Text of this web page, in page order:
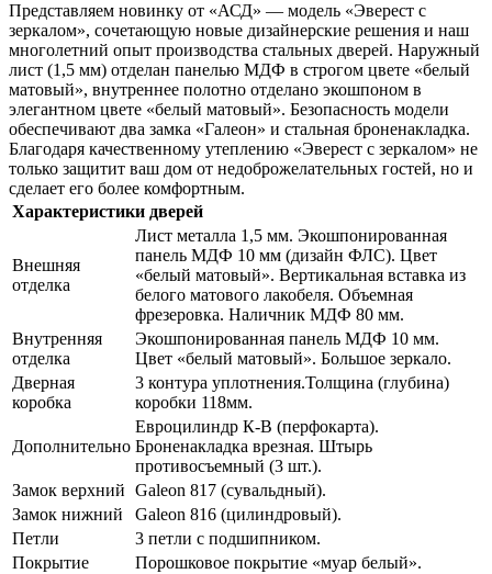
Представляем новинку от «АСД» ― модель «Эверест с
зеркалом», сочетающую новые дизайнерские решения и наш
многолетний опыт производства стальных дверей. Наружный
лист (1,5 мм) отделан панелью МДФ в строгом цвете «белый
матовый», внутреннее полотно отделано экошпоном в
элегантном цвете «белый матовый». Безопасность модели
обеспечивают два замка «Галеон» и стальная броненакладка.
Благодаря качественному утеплению «Эверест с зеркалом» не
только защитит ваш дом от недоброжелательных гостей, но и
сделает его более комфортным.
Характеристики дверей
Внешняя
отделка
Лист металла 1,5 мм. Экошпонированная
панель МДФ 10 мм (дизайн ФЛС). Цвет
«белый матовый». Вертикальная вставка из
белого матового лакобеля. Объемная
фрезеровка. Наличник МДФ 80 мм.
Внутренняя
отделка
Экошпонированная панель МДФ 10 мм.
Цвет «белый матовый». Большое зеркало.
Дверная
коробка
3 контура уплотнения.Толщина (глубина)
коробки 118мм.
Дополнительно
Евроцилиндр К-В (перфокарта).
Броненакладка врезная. Штырь
противосъемный (3 шт.).
Замок верхний Galeon 817 (сувальдный).
Замок нижний
Galeon 816 (цилиндровый).
Петли
3 петли с подшипником.
Покрытие
Порошковое покрытие «муар белый».